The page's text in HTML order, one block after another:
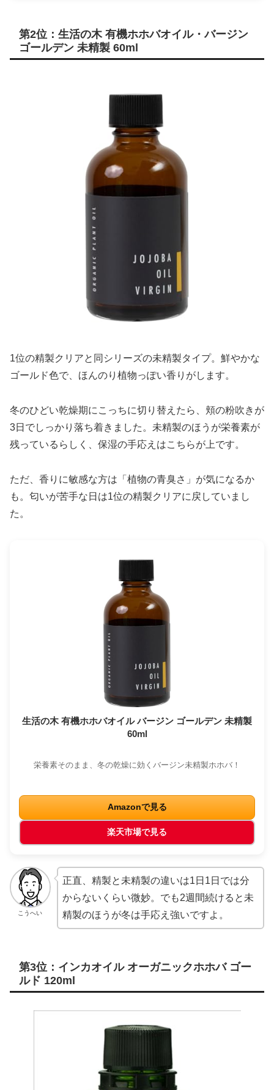
第2位：生活の木 有機ホホバオイル・バージン
ゴールデン 未精製 60ml
1位の精製クリアと同シリーズの未精製タイプ。鮮やかな
ゴールド色で、ほんのり植物っぽい香りがします。
冬のひどい乾燥期にこっちに切り替えたら、頬の粉吹きが
3日でしっかり落ち着きました。未精製のほうが栄養素が
残っているらしく、保湿の手応えはこちらが上です。
ただ、香りに敏感な方は「植物の青臭さ」が気になるか
も。匂いが苦手な日は1位の精製クリアに戻していまし
た。
生活の木 有機ホホバオイル バージン ゴールデン 未精製
60ml
栄養素そのまま、冬の乾燥に効くバージン未精製ホホバ！
Amazonで見る
楽天市場で見る
こうへい
正直、精製と未精製の違いは1日1日では分
からないくらい微妙。でも2週間続けると未
精製のほうが冬は手応え強いですよ。
第3位：インカオイル オーガニックホホバ ゴー
ルド 120ml